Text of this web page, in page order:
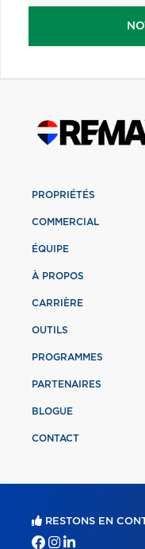
PROPRIÉTÉS
COMMERCIAL
ÉQUIPE
À PROPOS
CARRIÈRE
OUTILS
PROGRAMMES
PARTENAIRES
BLOGUE
CONTACT
RESTONS EN